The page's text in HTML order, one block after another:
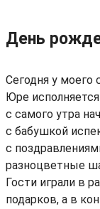
День
Сегодня у
Юре
с самого утра
с бабушкой
с
разноцветные
Гости играли в
подарков, а в